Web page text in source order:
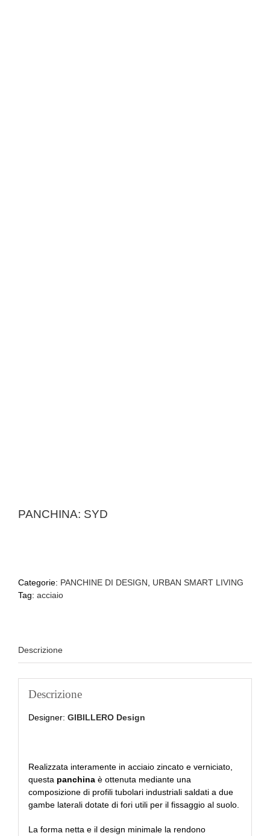
PANCHINA: SYD
Categorie: PANCHINE DI DESIGN
URBAN SMART LIVING
Tag: acciaio
Descrizione
Descrizione
Designer: GIBILLERO Design
Realizzata interamente in acciaio zincato e verniciato,
questa panchinaè ottenuta mediante una
composizione di profili tubolari industriali saldati a due
gambe laterali dotate di fori utili per il fissaggio al suolo.
La forma netta e il design minimale la rendono